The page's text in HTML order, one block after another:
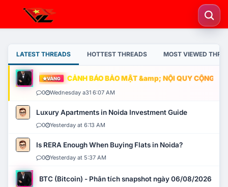
LATEST THREADS HOTTEST THREADS MOST VIEWED
VÀNG CẢNH BÁO BẢO MẬT &amp; NỘI QUY CỘNG
0 Wednesday a31 6:07 AM
Luxury Apartments in Noida Investment Guide
0 Yesterday at 6:13 AM
Is RERA Enough When Buying Flats in Noida?
0 Yesterday at 5:37 AM
BTC (Bitcoin) - Phân tích snapshot ngày 06/08/2026